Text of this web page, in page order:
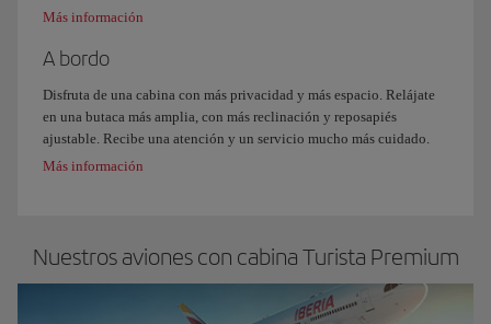
Más información
A bordo
Disfruta de una cabina con más privacidad y más espacio. Relájate
en una butaca más amplia, con más reclinación y reposapiés
ajustable. Recibe una atención y un servicio mucho más cuidado.
Más información
Nuestros aviones con cabina Turista Premium